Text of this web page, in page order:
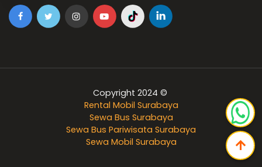
Copyright 2024 ©
Rental Mobil Surabaya
Sewa Bus Surabaya
Sewa Bus Pariwisata Surabaya
Sewa Mobil Surabaya
arrow_upward